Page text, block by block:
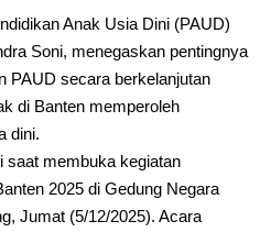
Anak Usia Dini (PAUD)
Soni, menegaskan pentingnya
PAUD secara berkelanjutan
di Banten memperoleh
dini.
saat membuka kegiatan
2025 di Gedung Negara
Jumat (5/12/2025). Acara